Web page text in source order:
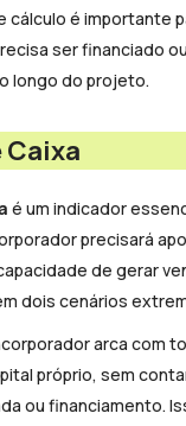
cálculo é importante
ser financiado
longo do projeto.
Caixa
é um indicador
precisará
de gerar
dois cenários
arca com
próprio, sem
ou financiamento.